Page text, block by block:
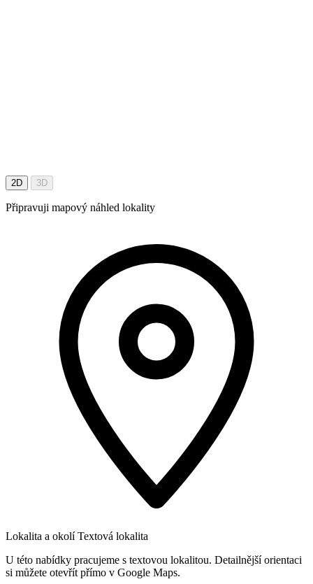
2D 3D
Připravuji mapový náhled lokality
Lokalita a okolí Textová lokalita
U této nabídky pracujeme s textovou lokalitou. Detailnější orientaci
si můžete otevřít přímo v Google Maps.